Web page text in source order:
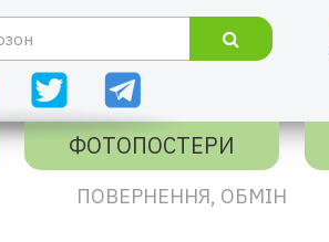
ФОТОПОСТЕРИ
ПОВЕРНЕННЯ, ОБМІН